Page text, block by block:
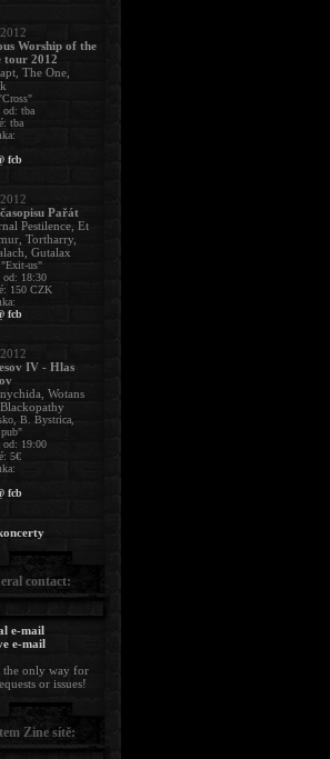
Worship of the
tour 2012
The One,
od: tba
tba
fcb
Pařát
Pestilence, Et
Tortharry,
Gutalax
"Exit-us"
od: 18:30
150 CZK
fcb
IV - Hlas
Wotans
B. Bystrica,
od: 19:00
5€
fcb
contact:
e-mail
e-mail
the only way for
or issues!
Zine sítě: